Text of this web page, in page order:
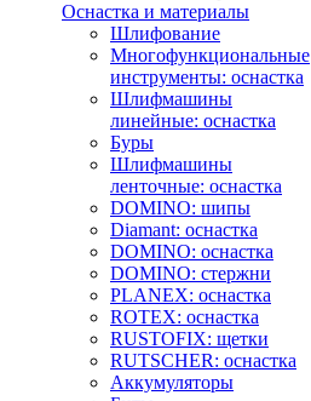
Оснастка и материалы
Шлифование
Многофункциональные
инструменты: оснастка
Шлифмашины
линейные: оснастка
Буры
Шлифмашины
ленточные: оснастка
DOMINO: шипы
Diamant: оснастка
DOMINO: оснастка
DOMINO: стержни
PLANEX: оснастка
ROTEX: оснастка
RUSTOFIX: щетки
RUTSCHER: оснастка
Аккумуляторы